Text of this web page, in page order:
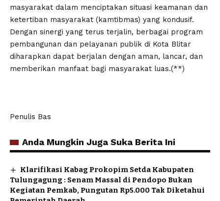
masyarakat dalam menciptakan situasi keamanan dan
ketertiban masyarakat (kamtibmas) yang kondusif.
Dengan sinergi yang terus terjalin, berbagai program
pembangunan dan pelayanan publik di Kota Blitar
diharapkan dapat berjalan dengan aman, lancar, dan
memberikan manfaat bagi masyarakat luas.(**)
Penulis Bas
Anda Mungkin Juga Suka Berita Ini
Klarifikasi Kabag Prokopim Setda Kabupaten
Tulungagung : Senam Massal di Pendopo Bukan
Kegiatan Pemkab, Pungutan Rp5.000 Tak Diketahui